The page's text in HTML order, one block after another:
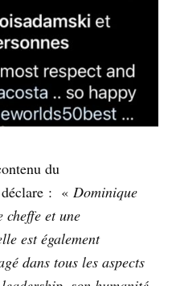
du
déclare : « Dominique
cheffe et une
est également
dans tous les aspects